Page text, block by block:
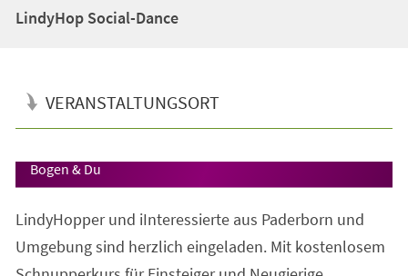
LindyHop Social-Dance
VERANSTALTUNGSORT
Veranstaltungsinformationen
Bogen & Du
LindyHopper und iInteressierte aus Paderborn und
Umgebung sind herzlich eingeladen. Mit kostenlosem